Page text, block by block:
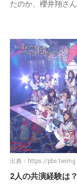
たのか、櫻井翔さ
出典： https://
2人の共演経験は？